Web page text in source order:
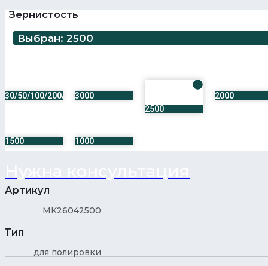
Зернистость
Выбран: 2500
30/50/100/200/500/800/1000/1500/2000/3000
3000
2500
2000
1500 1000
Артикул
MK26042500
Тип
для полировки